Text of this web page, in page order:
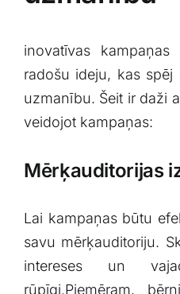
inovatīvas
‌radošu ideju, kas spēj
uzmanību. Šeit ir daži
veidojot kampaņas:
Mērķauditorijas⁤
Lai kampaņas būtu
savu mērķauditoriju.​
intereses un
rūpīgi.Piemēram,